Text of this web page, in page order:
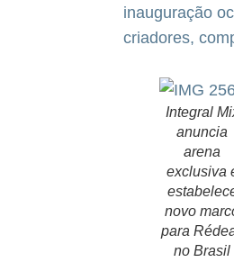
inauguração
criadores,
Integral
anuncia
arena
exclusiva
novo
para
no Brasil